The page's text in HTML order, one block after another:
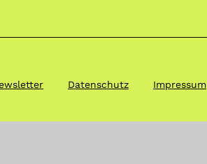
Datenschutz Impressum